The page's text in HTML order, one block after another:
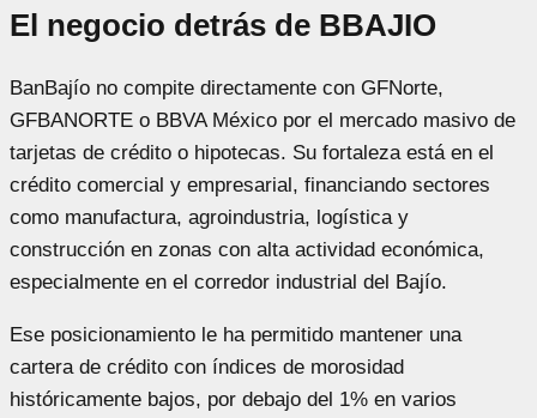
El negocio detrás de BBAJIO
BanBajío no compite directamente con GFNorte,
GFBANORTE o BBVA México por el mercado masivo de
tarjetas de crédito o hipotecas. Su fortaleza está en el
crédito comercial y empresarial, financiando sectores
como manufactura, agroindustria, logística y
construcción en zonas con alta actividad económica,
especialmente en el corredor industrial del Bajío.
Ese posicionamiento le ha permitido mantener una
cartera de crédito con índices de morosidad
históricamente bajos, por debajo del 1% en varios